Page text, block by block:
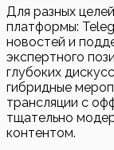
Для разных
платформы:
новостей и
экспертного
глубоких
гибридные
трансляции с
тщательно
контентом.